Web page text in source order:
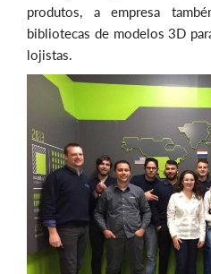
produtos, a empresa
bibliotecas de modelos 3D
lojistas.